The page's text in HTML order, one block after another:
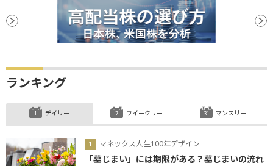
ランキング
デイリー
マネックス人生100年デザイン
「墓じまい」には期限がある？墓じまいの流れ
ウイークリー マンスリー